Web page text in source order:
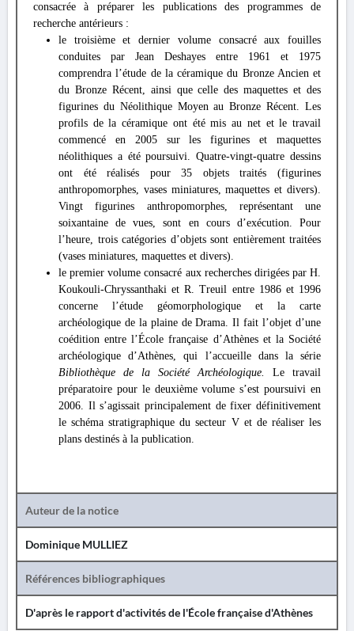
consacrée à préparer les publications des programmes de
recherche antérieurs :
le troisième et dernier volume consacré aux fouilles
conduites par Jean Deshayes entre 1961 et 1975
comprendra l’étude de la céramique du Bronze Ancien et
du Bronze Récent, ainsi que celle des maquettes et des
figurines du Néolithique Moyen au Bronze Récent. Les
profils de la céramique ont été mis au net et le travail
commencé en 2005 sur les figurines et maquettes
néolithiques a été poursuivi. Quatre-vingt-quatre dessins
ont été réalisés pour 35 objets traités (figurines
anthropomorphes, vases miniatures, maquettes et divers).
Vingt figurines anthropomorphes, représentant une
soixantaine de vues, sont en cours d’exécution. Pour
l’heure, trois catégories d’objets sont entièrement traitées
(vases miniatures, maquettes et divers).
le premier volume consacré aux recherches dirigées par H.
Koukouli-Chryssanthaki et R. Treuil entre 1986 et 1996
concerne l’étude géomorphologique et la carte
archéologique de la plaine de Drama. Il fait l’objet d’une
coédition entre l’École française d’Athènes et la Société
archéologique d’Athènes, qui l’accueille dans la série
Bibliothèque de la Société Archéologique.
Le travail
préparatoire pour le deuxième volume s’est poursuivi en
2006. Il s’agissait principalement de fixer définitivement
le schéma stratigraphique du secteur V et de réaliser les
plans destinés à la publication.
Auteur de la notice
Dominique MULLIEZ
Références bibliographiques
D'après le rapport d'activités de l'École française d'Athènes